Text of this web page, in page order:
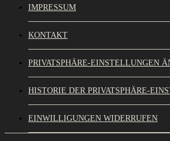
IMPRESSUM
KONTAKT
PRIVATSPHÄRE-EINSTELLUNGEN
HISTORIE DER PRIVATSPHÄRE-
EINWILLIGUNGEN WIDERRUFEN